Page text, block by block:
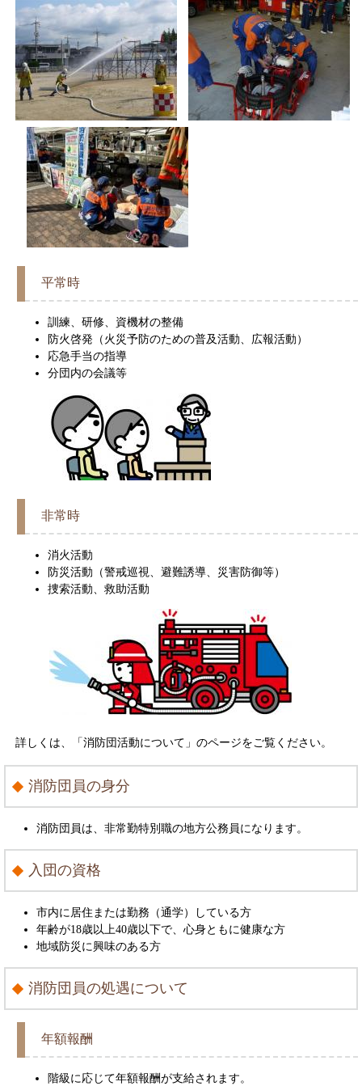
平常時
訓練、研修、資機材の整備
防火啓発（火災予防のための普及活動、広報活動）
応急手当の指導
分団内の会議等
非常時
消火活動
防災活動（警戒巡視、避難誘導、災害防御等）
捜索活動、救助活動
詳しくは、「消防団活動について」のページをご覧ください。
消防団員の身分
消防団員は、非常勤特別職の地方公務員になります。
入団の資格
市内に居住または勤務（通学）している方
年齢が18歳以上40歳以下で、心身ともに健康な方
地域防災に興味のある方
消防団員の処遇について
年額報酬
階級に応じて年額報酬が支給されます。